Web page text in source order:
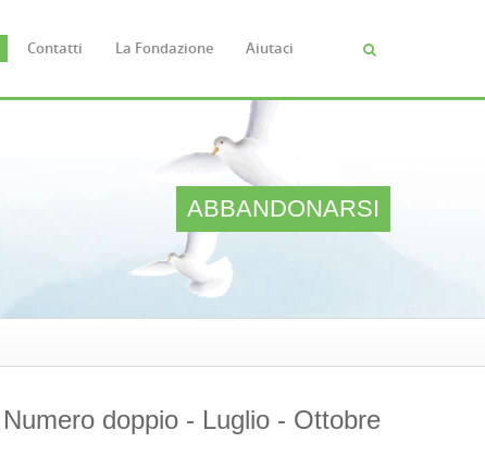
FORM
DI
Cerca
Contatti La Fondazione Aiutaci
ABBANDONARSI
doppio - Luglio - Ottobre